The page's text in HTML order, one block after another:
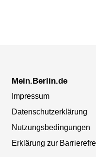
Mein.Berlin.de
Impressum
Datenschutzerklärung
Nutzungsbedingungen
Erklärung zur